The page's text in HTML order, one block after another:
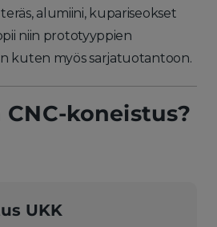
alumiini, kupariseokset
niin prototyyppien
kuten myös sarjatuotantoon.
koneistus?
UKK